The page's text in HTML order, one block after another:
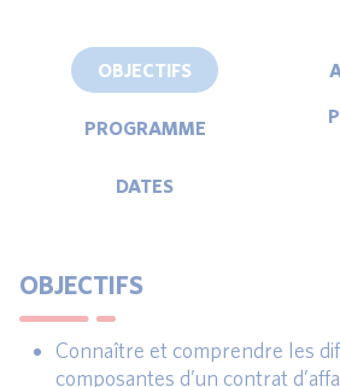
OBJECTIFS
PROGRAMME
DATES
OBJECTIFS
Connaître et comprendre les
composantes d’un contrat